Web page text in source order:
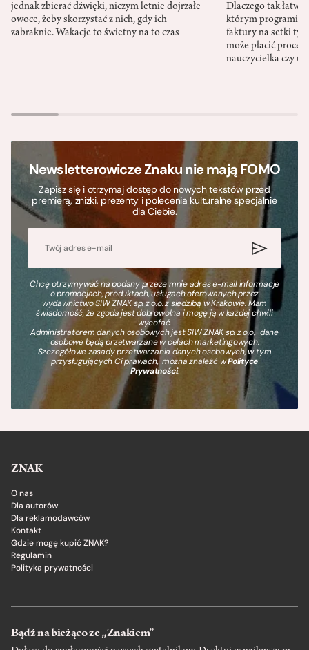
jednak zbierać dźwięki, niczym letnie dojrzałe
owoce, żeby skorzystać z nich, gdy ich
zabraknie. Wakacje to świetny na to czas
Dlaczego tak
którym
faktury na setki
może płacić
nauczycielka czy
Newsletterowicze Znaku nie mają FOMO
Zapisz się i otrzymaj dostęp do nowych tekstów przed
premierą, zniżki, prezenty i polecenia kulturalne specjalnie
dla Ciebie.
Chcę otrzymywać na podany przeze mnie adres e-mail informacje
o promocjach, produktach, usługach oferowanych przez
wydawnictwo SIW ZNAK sp. z o.o. z siedzibą w Krakowie. Mam
świadomość, że zgoda jest dobrowolna i mogę ją w każdej chwili
wycofać.
Administratorem danych osobowych jest SIW ZNAK sp. z o.o., dane
osobowe będą przetwarzane w celach marketingowych.
Szczegółowe zasady przetwarzania danych osobowych, w tym
przysługujących Ci prawach, można znaleźć wPolityce
Prywatności.
ZNAK
O nas
Dla autorów
Dla reklamodawców
Kontakt
Gdzie mogę kupić ZNAK?
Regulamin
Polityka prywatności
Bądź na bieżąco ze „Znakiem”